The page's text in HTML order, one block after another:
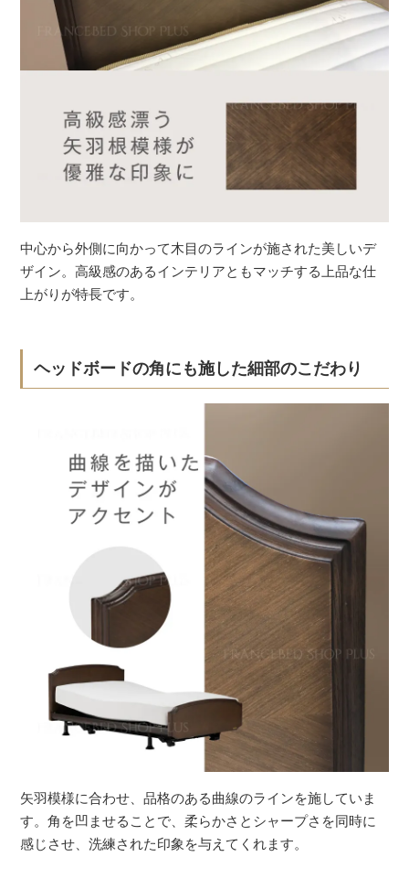
中心から外側に向かって木目のラインが施された美しいデ
ザイン。高級感のあるインテリアともマッチする上品な仕
上がりが特長です。
ヘッドボードの角にも施した細部のこだわり
矢羽模様に合わせ、品格のある曲線のラインを施していま
す。角を凹ませることで、柔らかさとシャープさを同時に
感じさせ、洗練された印象を与えてくれます。